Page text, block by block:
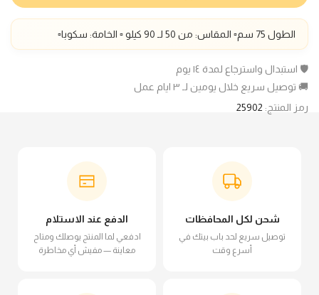
الطول 75 سم▫️ المقاس: من 50 لـ 90 كيلو ▫️ الخامة: سكوبا▫️
🛡️ استبدال واسترجاع لمدة ١٤ يوم
🚚 توصيل سريع خلال يومين لـ ٣ ايام عمل
رمز المنتج: 25902
شحن لكل المحافظات
توصيل سريع لحد باب بيتك في
أسرع وقت
الدفع عند الاستلام
ادفعي لما المنتج يوصلك ومتاح
معاينة — مفيش أي مخاطرة